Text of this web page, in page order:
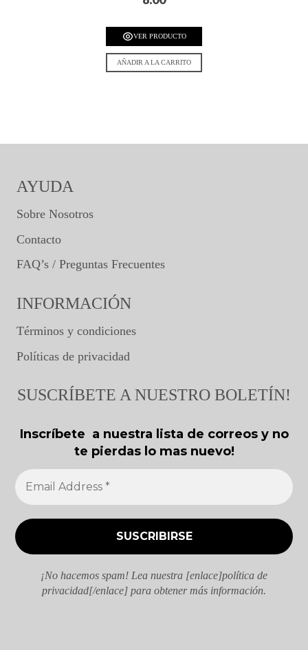
VER PRODUCTO
AÑADIR A LA CARRITO
AYUDA
Sobre Nosotros
Contacto
FAQ’s / Preguntas Frecuentes
INFORMACIÓN
Términos y condiciones
Políticas de privacidad
SUSCRÍBETE A NUESTRO BOLETÍN!
Inscríbete a nuestra lista de correos y no
te pierdas lo mas nuevo!
¡No hacemos spam! Lea nuestra [enlace]política de
privacidad[/enlace] para obtener más información.